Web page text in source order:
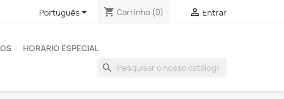
Português shopping_cart Carrinho (0)  Entrar
HORARIO ESPECIAL
search